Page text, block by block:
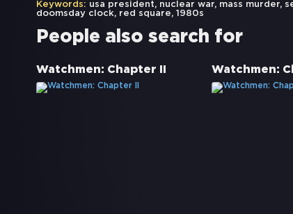
Keywords: usa president, nuclear war, mass murder,
doomsday clock, red square, 1980s
People also search for
Watchmen: Chapter II Watchmen: